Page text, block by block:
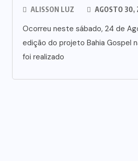
ALISSON LUZ AGOSTO 30,
Ocorreu neste sábado, 24 de
edição do projeto Bahia Gospel
foi realizado